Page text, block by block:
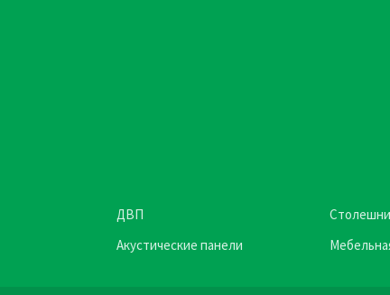
ДВП
Акустические панели